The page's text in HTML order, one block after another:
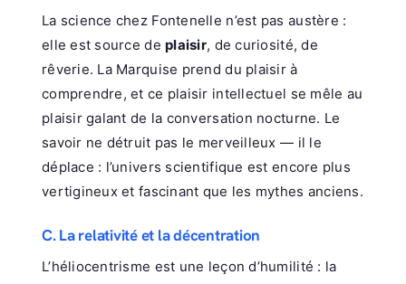
La science chez Fontenelle n’est pas austère :
elle est source deplaisir, de curiosité, de
rêverie. La Marquise prend du plaisir à
comprendre, et ce plaisir intellectuel se mêle au
plaisir galant de la conversation nocturne. Le
savoir ne détruit pas le merveilleux — il le
déplace : l’univers scientifique est encore plus
vertigineux et fascinant que les mythes anciens.
C. La relativité et la décentration
L’héliocentrisme est une leçon d’humilité : la